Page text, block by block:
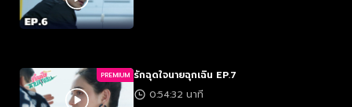
PREMIUM รักฉุดใจนายฉุกเฉิน EP.7
0:54:32 นาที